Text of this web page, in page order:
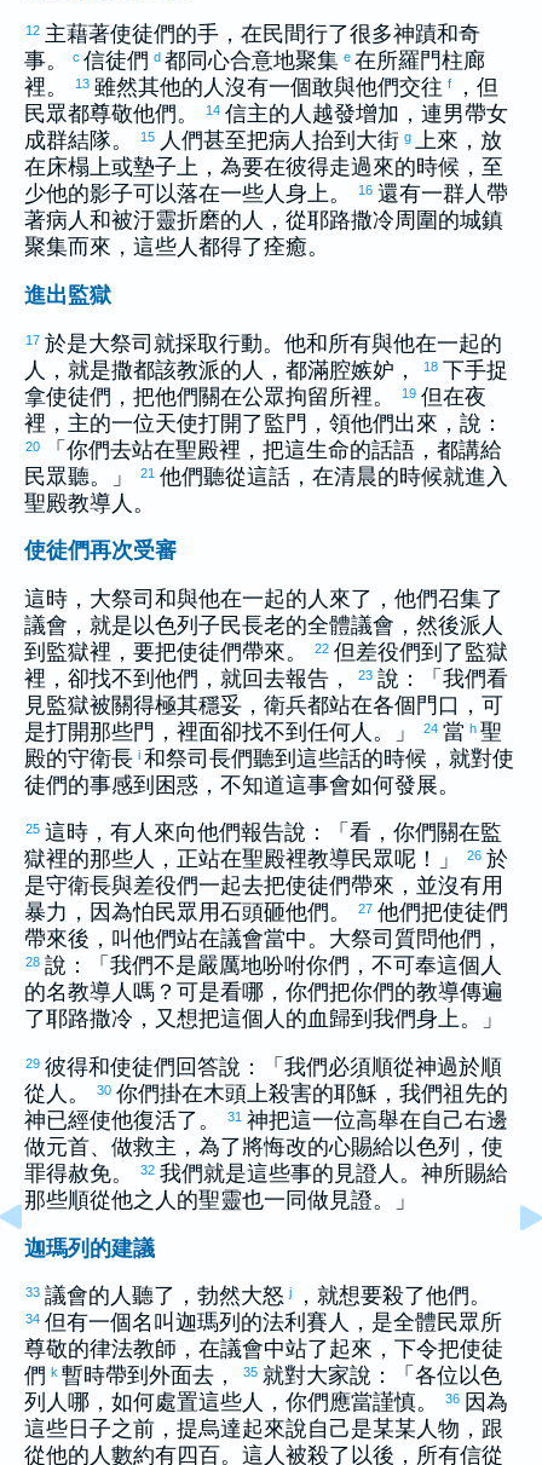
12 主藉著使徒們的手，在民間行了很多神蹟和奇
事。
c 信徒們 d 都同心合意地聚集 e 在所羅門柱廊
裡。
13 雖然其他的人沒有一個敢與他們交往 f
，但
民眾都尊敬他們。
14 信主的人越發增加，連男帶女
成群結隊。
15 人們甚至把病人抬到大街 g 上來，放
在床榻上或墊子上，為要在彼得走過來的時候，至
少他的影子可以落在一些人身上。
16 還有一群人帶
著病人和被汙靈折磨的人，從耶路撒冷周圍的城鎮
聚集而來，這些人都得了痊癒。
進出監獄
17 於是大祭司就採取行動。他和所有與他在一起的
人，就是撒都該教派的人，都滿腔嫉妒， 18 下手捉
拿使徒們，把他們關在公眾拘留所裡。
19 但在夜
裡，主的一位天使打開了監門，領他們出來，說：
20
「你們去站在聖殿裡，把這生命的話語，都講給
民眾聽。」
21 他們聽從這話，在清晨的時候就進入
聖殿教導人。
使徒們再次受審
這時，大祭司和與他在一起的人來了，他們召集了
議會，就是 以色列 子民長老的全體議會，然後派人
到監獄裡，要把使徒們帶來。
22 但差役們到了監獄
裡，卻找不到他們，就回去報告，
23 說：「我們看
見監獄被關得極其穩妥，衛兵都站在各個門口，可
是打開那些門，裡面卻找不到任何人。」
24 當 h 聖
殿的守衛長 i 和祭司長們聽到這些話的時候，就對使
徒們的事感到困惑，不知道這事會如何發展。
25 這時，有人來向他們報告說：「看，你們關在監
獄裡的那些人，正站在聖殿裡教導民眾呢！」
26 於
是守衛長與差役們一起去把使徒們帶來，並沒有用
暴力，因為怕民眾用石頭砸他們。
27 他們把使徒們
帶來後，叫他們站在議會當中。大祭司質問他們，
28 說：「我們不是嚴厲地吩咐你們，不可奉這個人
的名教導人嗎？可是看哪，你們把你們的教導傳遍
了耶路撒冷 ，又想把這個人的血歸到我們身上。」
29 彼得和使徒們回答說：「我們必須順從神過於順
從人。
30 你們掛在木頭上殺害的耶穌，我們祖先的
神已經使他復活了。
31 神把這一位高舉在自己右邊
做元首、做救主，為了將悔改的心賜給以色列 ，使
罪得赦免。
32 我們就是這些事的見證人。神所賜給
那些順從他之人的聖靈也一同做見證。」
迦瑪列的建議
33 議會的人聽了，勃然大怒 j ，就想要殺了他們。
34 但有一個名叫 迦瑪列 的法利賽 人，是全體民眾所
尊敬的律法教師，在議會中站了起來，下令把使徒
們 k 暫時帶到外面去， 35 就對大家說：「各位以色
列 人哪，如何處置這些人，你們應當謹慎。 36 因為
這些日子之前， 提烏達起來說自己是某某人物，跟
從他的人數約有四百。這人被殺了以後，所有信從